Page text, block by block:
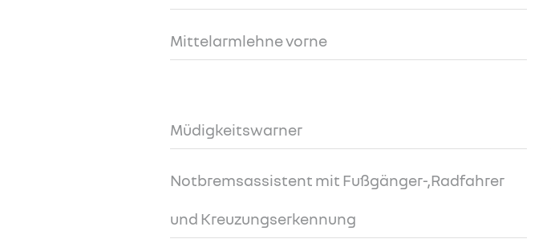
Mittelarmlehne vorne
Müdigkeitswarner
Notbremsassistent mit Fußgänger-,Radfahrer
und Kreuzungserkennung